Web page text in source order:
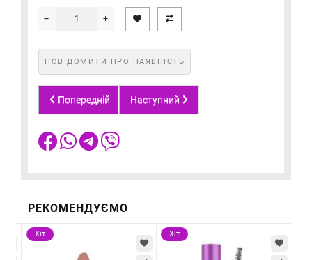
ПОВІДОМИТИ ПРО НАЯВНІСТЬ
Попередній Наступний
РЕКОМЕНДУЄМО
Хіт Хіт